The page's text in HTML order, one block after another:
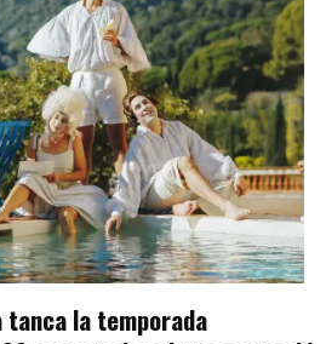
tanca la temporada